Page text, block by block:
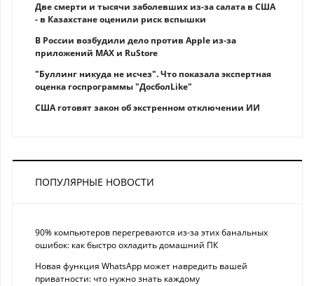
Две смерти и тысячи заболевших из-за салата в США
- в Казахстане оценили риск вспышки
В России возбудили дело против Apple из-за
приложений MAX и RuStore
"Буллинг никуда не исчез". Что показала экспертная
оценка госпрограммы "ДосболLike"
США готовят закон об экстренном отключении ИИ
ПОПУЛЯРНЫЕ НОВОСТИ
90% компьютеров перегреваются из-за этих банальных
ошибок: как быстро охладить домашний ПК
Новая функция WhatsApp может навредить вашей
приватности: что нужно знать каждому